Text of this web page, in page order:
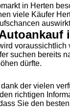
in Herten
viele Käufer
suchen bereits
dürfte.
dank der vielen
richtigen
Sie den